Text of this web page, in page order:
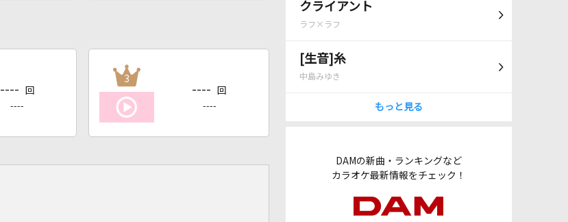
クライアント
ラフ×ラフ
[生音]糸
中島みゆき
もっと見る
DAMの新曲・ランキングなど
カラオケ最新情報をチェック！
---- 回
----
3
---- 回
----